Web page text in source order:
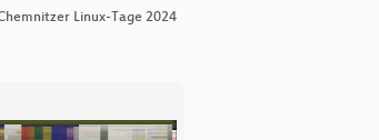
Linux-Tage 2024